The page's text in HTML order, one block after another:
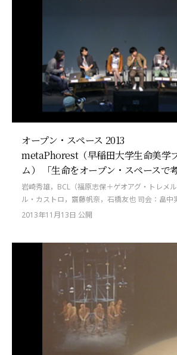
オープン・スペース 2013
metaPhorest（早稲田大学生命美学
ム） 「生命をオープン・スペースで
岩崎秀雄，BCL（福原志保＋ゲオアグ・トレメ
ル・カストロ，齋藤帆奈，石橋友也 司会：畠中
2013年11月13日 公開